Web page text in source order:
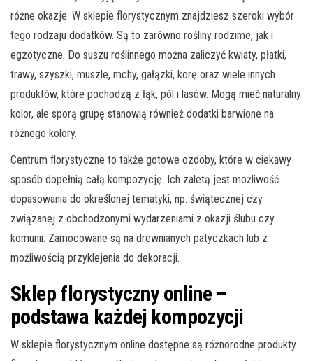
różne okazje. W sklepie florystycznym znajdziesz szeroki wybór
tego rodzaju dodatków. Są to zarówno rośliny rodzime, jak i
egzotyczne. Do suszu roślinnego można zaliczyć kwiaty, płatki,
trawy, szyszki, muszle, mchy, gałązki, korę oraz wiele innych
produktów, które pochodzą z łąk, pól i lasów. Mogą mieć naturalny
kolor, ale sporą grupę stanowią również dodatki barwione na
różnego kolory.
Centrum florystyczne to także gotowe ozdoby, które w ciekawy
sposób dopełnią całą kompozycję. Ich zaletą jest możliwość
dopasowania do określonej tematyki, np. świątecznej czy
związanej z obchodzonymi wydarzeniami z okazji ślubu czy
komunii. Zamocowane są na drewnianych patyczkach lub z
możliwością przyklejenia do dekoracji.
Sklep florystyczny online –
podstawa każdej kompozycji
W sklepie florystycznym online dostępne są różnorodne produkty